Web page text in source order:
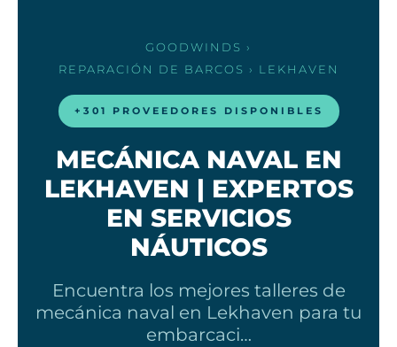
GOODWINDS ›
REPARACIÓN DE BARCOS › LEKHAVEN
+301 PROVEEDORES DISPONIBLES
MECÁNICA NAVAL EN
LEKHAVEN | EXPERTOS
EN SERVICIOS
NÁUTICOS
Encuentra los mejores talleres de
mecánica naval en Lekhaven para tu
embarcaci…